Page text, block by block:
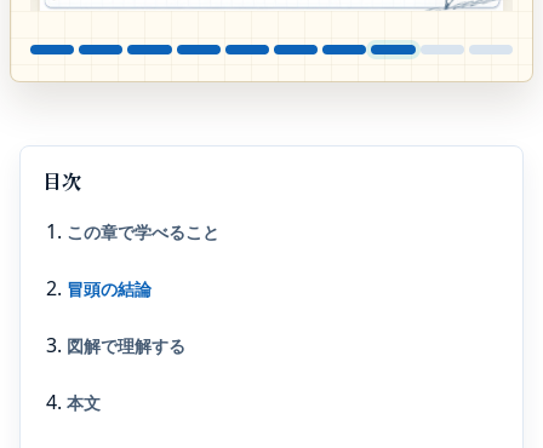
目次
この章で学べること
冒頭の結論
図解で理解する
本文